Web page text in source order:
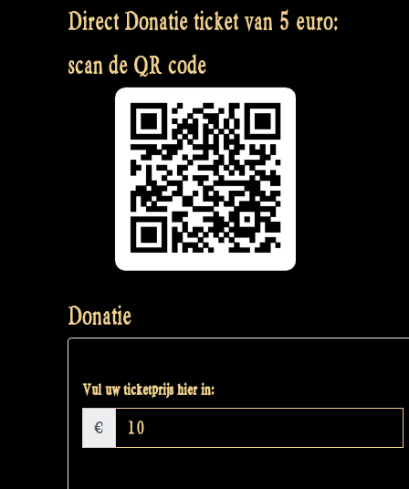
Direct Donatie ticket van 5 euro:
scan de QR code
Donatie
Vul uw ticketprijs hier in:
€